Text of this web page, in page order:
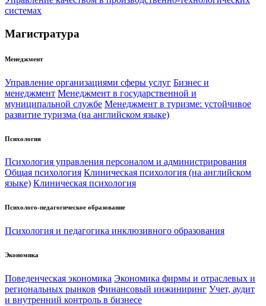
системах
Магистратура
Менеджмент
Управление организациями сферы услуг Бизнес и
менеджмент Менеджмент в государственной и
муниципальной службе Менеджмент в туризме: устойчивое
развитие туризма (на английском языке)
Психология
Психология управления персоналом и администрирования
Общая психология Клиническая психология (на английском
языке) Клиническая психология
Психолого-педагогическое образование
Психология и педагогика инклюзивного образования
Экономика
Поведенческая экономика Экономика фирмы и отраслевых и
региональных рынков Финансовый инжиниринг Учет, аудит
и внутренний контроль в бизнесе